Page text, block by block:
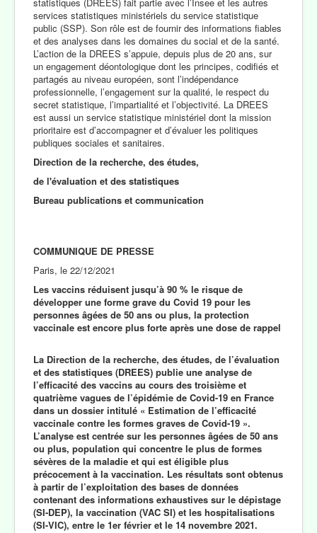
statistiques (DREES) fait partie avec l’Insee et les autres
services statistiques ministériels du service statistique
public (SSP). Son rôle est de fournir des informations fiables
et des analyses dans les domaines du social et de la santé.
L’action de la DREES s’appuie, depuis plus de 20 ans, sur
un engagement déontologique dont les principes, codifiés et
partagés au niveau européen, sont l’indépendance
professionnelle, l’engagement sur la qualité, le respect du
secret statistique, l’impartialité et l’objectivité. La DREES
est aussi un service statistique ministériel dont la mission
prioritaire est d’accompagner et d’évaluer les politiques
publiques sociales et sanitaires.
Direction de la recherche, des études,
de l'évaluation et des statistiques
Bureau publications et communication
COMMUNIQUE DE PRESSE
Paris, le 22/12/2021
Les vaccins réduisent jusqu’à 90 % le risque de
développer une forme grave du Covid 19 pour les
personnes âgées de 50 ans ou plus, la protection
vaccinale est encore plus forte après une dose de rappel
La Direction de la recherche, des études, de l’évaluation
et des statistiques (DREES) publie une analyse de
l’efficacité des vaccins au cours des troisième et
quatrième vagues de l’épidémie de Covid-19 en France
dans un dossier intitulé « Estimation de l’efficacité
vaccinale contre les formes graves de Covid-19 ».
L’analyse est centrée sur les personnes âgées de 50 ans
ou plus, population qui concentre le plus de formes
sévères de la maladie et qui est éligible plus
précocement à la vaccination. Les résultats sont obtenus
à partir de l’exploitation des bases de données
contenant des informations exhaustives sur le dépistage
(SI-DEP), la vaccination (VAC SI) et les hospitalisations
(SI-VIC), entre le 1er février et le 14 novembre 2021.